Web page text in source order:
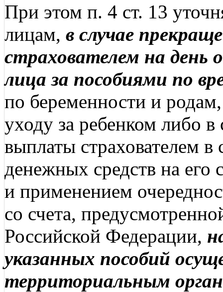
При этом п. 4 ст. 13
лицам, в случае
страхователем на день
лица за пособиями по
по беременности и
уходу за ребенком либо
выплаты страхователем в
денежных средств на его
и применением
со счета,
Российской Федерации,
указанных пособий
территориальным